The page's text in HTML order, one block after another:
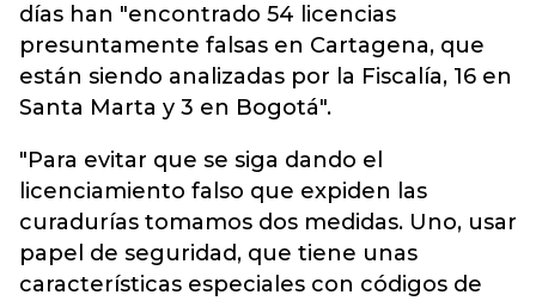
días han "encontrado 54 licencias
presuntamente falsas en Cartagena, que
están siendo analizadas por la Fiscalía, 16 en
Santa Marta y 3 en Bogotá".
"Para evitar que se siga dando el
licenciamiento falso que expiden las
curadurías tomamos dos medidas. Uno, usar
papel de seguridad, que tiene unas
características especiales con códigos de